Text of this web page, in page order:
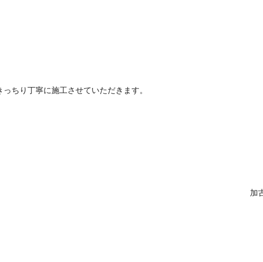
ちり丁寧に施工させていただきます。
加